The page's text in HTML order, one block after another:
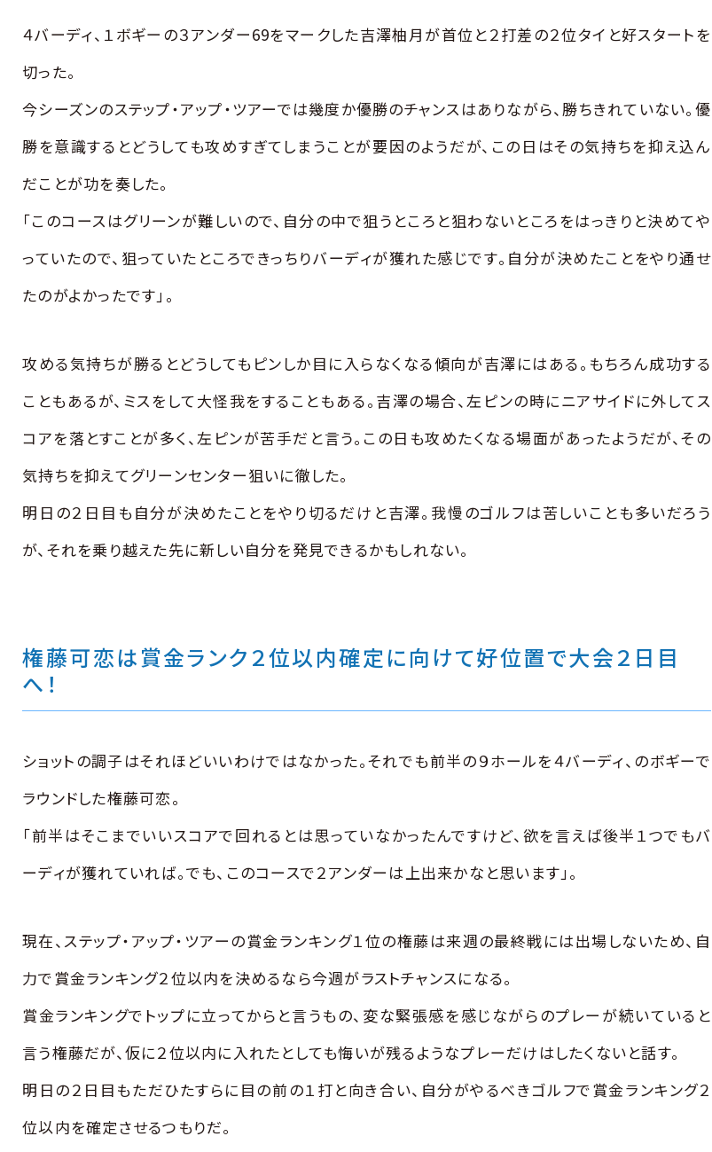
４バーディ、１ボギーの３アンダー69をマークした吉澤柚月が首位と２打差の２位タイと好スタートを
切った。
今シーズンのステップ・アップ・ツアーでは幾度か優勝のチャンスはありながら、勝ちきれていない。優
勝を意識するとどうしても攻めすぎてしまうことが要因のようだが、この日はその気持ちを抑え込ん
だことが功を奏した。
「このコースはグリーンが難しいので、自分の中で狙うところと狙わないところをはっきりと決めてや
っていたので、狙っていたところできっちりバーディが獲れた感じです。自分が決めたことをやり通せ
たのがよかったです」。
攻める気持ちが勝るとどうしてもピンしか目に入らなくなる傾向が吉澤にはある。もちろん成功する
こともあるが、ミスをして大怪我をすることもある。吉澤の場合、左ピンの時にニアサイドに外してス
コアを落とすことが多く、左ピンが苦手だと言う。この日も攻めたくなる場面があったようだが、その
気持ちを抑えてグリーンセンター狙いに徹した。
明日の２日目も自分が決めたことをやり切るだけと吉澤。我慢のゴルフは苦しいことも多いだろう
が、それを乗り越えた先に新しい自分を発見できるかもしれない。
権藤可恋は賞金ランク２位以内確定に向けて好位置で大会２日目
へ！
ショットの調子はそれほどいいわけではなかった。それでも前半の９ホールを４バーディ、のボギーで
ラウンドした権藤可恋。
「前半はそこまでいいスコアで回れるとは思っていなかったんですけど、欲を言えば後半１つでもバ
ーディが獲れていれば。でも、このコースで２アンダーは上出来かなと思います」。
現在、ステップ・アップ・ツアーの賞金ランキング１位の権藤は来週の最終戦には出場しないため、自
力で賞金ランキング２位以内を決めるなら今週がラストチャンスになる。
賞金ランキングでトップに立ってからと言うもの、変な緊張感を感じながらのプレーが続いていると
言う権藤だが、仮に２位以内に入れたとしても悔いが残るようなプレーだけはしたくないと話す。
明日の２日目もただひたすらに目の前の１打と向き合い、自分がやるべきゴルフで賞金ランキング２
位以内を確定させるつもりだ。